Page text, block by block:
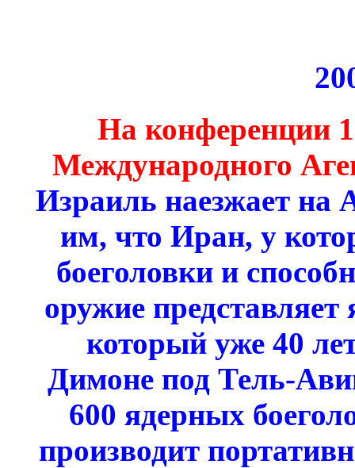
На конференции
Международного
Израиль наезжает на
им, что Иран, у
боеголовки и
оружие
который уже 40
Димоне под Тель-
600 ядерных
производит